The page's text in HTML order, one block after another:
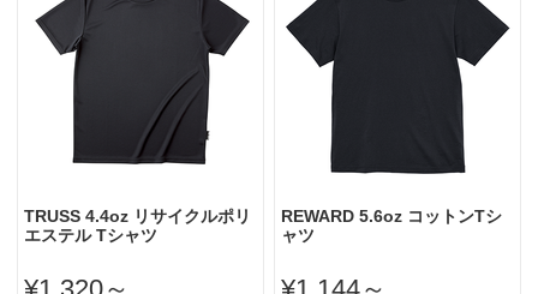
TRUSS 4.4oz リサイクルポリ
エステル Tシャツ
REWARD 5.6oz コットンTシ
ャツ